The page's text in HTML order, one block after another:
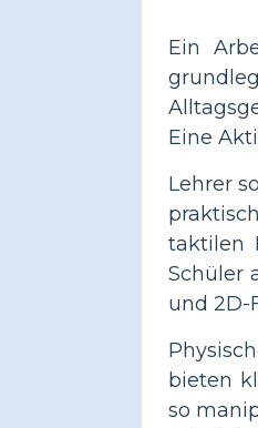
Ein
Eine
Lehrer
taktilen
Schüler
und 2D-
bieten
so